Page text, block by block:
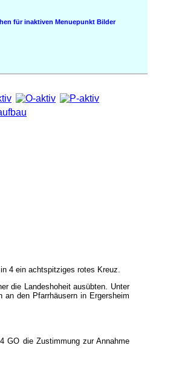
Bilder
4 ein achtspitziges rotes Kreuz.
die Landeshoheit ausübten. Unter
an den Pfarrhäusern in Ergersheim
GO die Zustimmung zur Annahme